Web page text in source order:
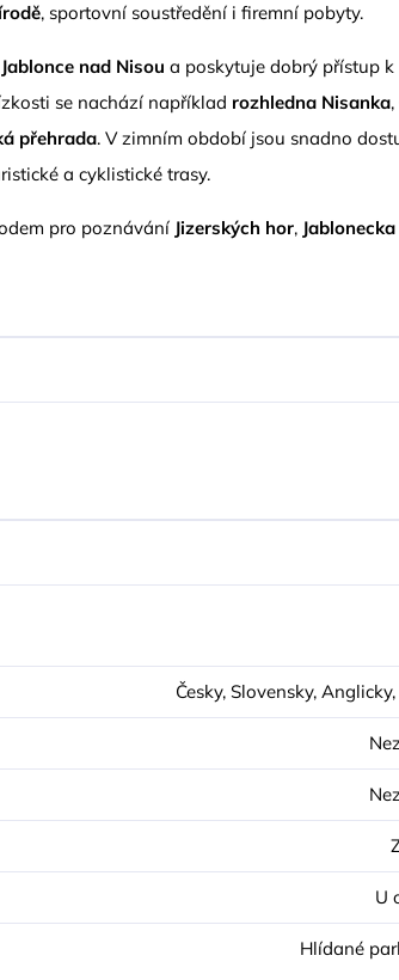
, sportovní soustředění i firemní pobyty.
nad Nisou a poskytuje dobrý přístup k
se nachází například rozhledna Nisanka,
přehrada. V zimním období jsou snadno
a cyklistické trasy.
pro poznávání Jizerských hor, Jablonecka
Česky, Slovensky,
U
Hlídané